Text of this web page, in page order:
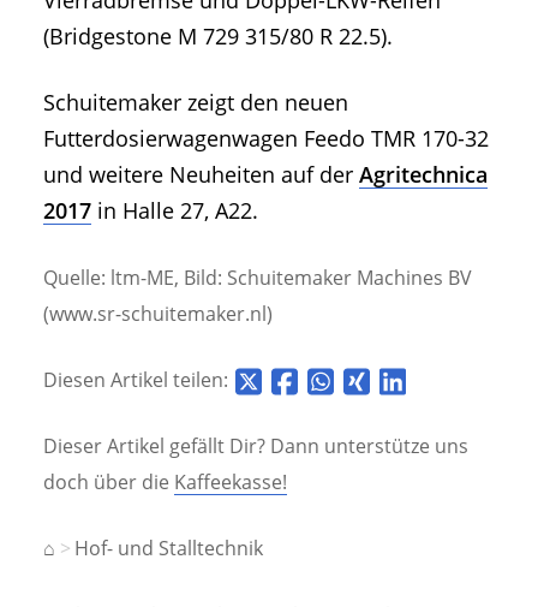
(Bridgestone M 729 315/80 R 22.5).
Schuitemaker zeigt den neuen
Futterdosierwagenwagen Feedo TMR 170-32
und weitere Neuheiten auf der Agritechnica
2017 in Halle 27, A22.
Quelle: ltm-ME, Bild: Schuitemaker Machines BV
(www.sr-schuitemaker.nl)
Diesen Artikel teilen:
Dieser Artikel gefällt Dir? Dann unterstütze uns
doch über die Kaffeekasse!
⌂ Hof- und Stalltechnik